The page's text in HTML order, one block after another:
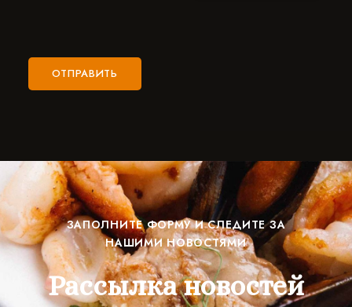
ЗАПОЛНИТЕ ФОРМУ И СЛЕДИТЕ ЗА
НАШИМИ НОВОСТЯМИ
Рассылка новостей